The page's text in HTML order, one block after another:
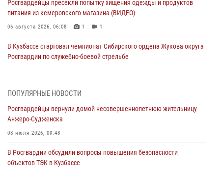
Росгвардейцы пресекли попытку хищения одежды и продуктов
питания из кемеровского магазина (ВИДЕО)
06 августа 2026, 06:08 1 1
В Кузбассе стартовал чемпионат Сибирского ордена Жукова округа
Росгвардии по служебно-боевой стрельбе
Росгвардейцы задержали в Кемерове дебошира, устроившего
05 августа 2026, 09:30
Росгвардейцы задержали участника драки, причинившего побои
05 августа 2026, 08:50
ПОПУЛЯРНЫЕ НОВОСТИ
Росгвардейцы вернули домой несовершеннолетнюю жительницу
Анжеро-Судженска
08 июля 2026, 09:48
В Росгвардии обсудили вопросы повышения безопасности
объектов ТЭК в Кузбассе